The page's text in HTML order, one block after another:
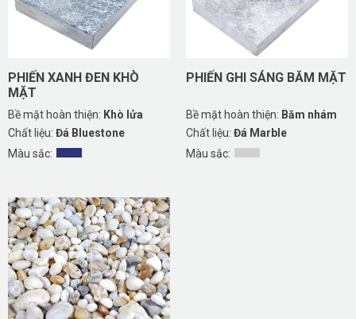
PHIẾN XANH ĐEN KHÒ
MẶT
Bề mặt hoàn thiện: Khò lửa
Chất liệu: Đá Bluestone
Màu sắc:
PHIẾN GHI SÁNG BĂM MẶT
Bề mặt hoàn thiện: Băm nhám
Chất liệu: Đá Marble
Màu sắc: